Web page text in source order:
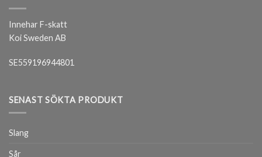
Innehar F-skatt
Koi Sweden AB
SE559196944801
SENAST SÖKTA PRODUKT
Slang
Sår